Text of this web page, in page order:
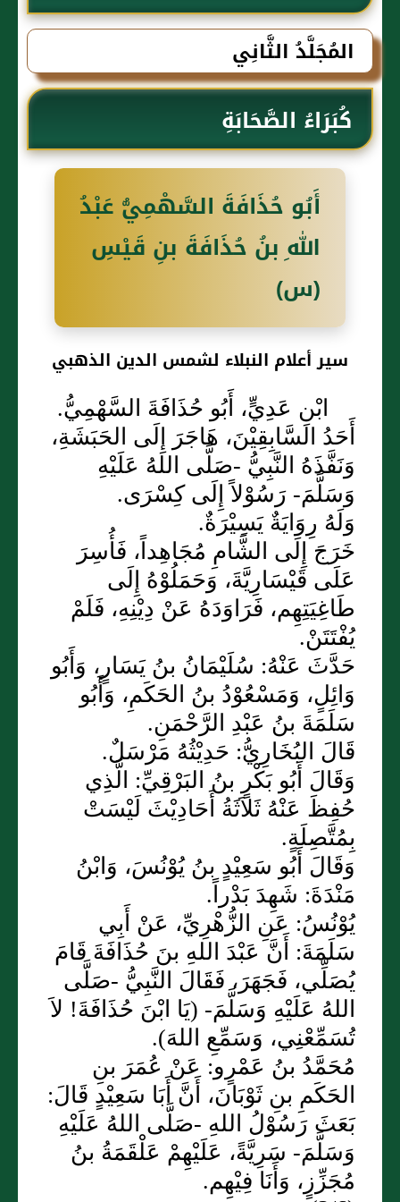
الذهبي
المُجَلَّدُ الثَّانِي
كُبَرَاءُ الصَّحَابَةِ
أَبُو حُذَافَةَ السَّهْمِيُّ عَبْدُ
اللهِ بنُ حُذَافَةَ بنِ قَيْسِ
(س)
سير أعلام النبلاء لشمس الدين الذهبي
ابْنِ عَدِيٍّ، أَبُو حُذَافَةَ السَّهْمِيُّ.
أَحَدُ السَّابِقِيْنَ، هَاجَرَ إِلَى الحَبَشَةِ،
وَنَفَّذَهُ النَّبِيُّ -صَلَّى اللهُ عَلَيْهِ
وَسَلَّمَ- رَسُوْلاً إِلَى كِسْرَى.
وَلَهُ رِوَايَةٌ يَسِيْرَةٌ.
خَرَجَ إِلَى الشَّامِ مُجَاهِداً، فَأُسِرَ
عَلَى قَيْسَارِيَّةَ، وَحَمَلُوْهُ إِلَى
طَاغِيَتِهِم، فَرَاوَدَهُ عَنْ دِيْنِهِ، فَلَمْ
يُفْتَتَنْ.
حَدَّثَ عَنْهُ: سُلَيْمَانُ بنُ يَسَارٍ، وَأَبُو
وَائِلٍ، وَمَسْعُوْدُ بنُ الحَكَمِ، وَأَبُو
سَلَمَةَ بنُ عَبْدِ الرَّحْمَنِ.
قَالَ البُخَارِيُّ: حَدِيْثُهُ مَرْسَلٌ.
وَقَالَ أَبُو بَكْرٍ بنُ البَرْقِيِّ: الَّذِي
حُفِظَ عَنْهُ ثَلاَثَةُ أَحَادِيْثَ لَيْسَتْ
بِمُتَّصِلَةٍ.
وَقَالَ أَبُو سَعِيْدٍ بنُ يُوْنُسَ، وَابْنُ
مَنْدَةَ: شَهِدَ بَدْراً.
يُوْنُسُ: عَنِ الزُّهْرِيِّ، عَنْ أَبِي
سَلَمَةَ: أَنَّ عَبْدَ اللهِ بنَ حُذَافَةَ قَامَ
يُصَلِّي، فَجَهَرَ، فَقَالَ النَّبِيُّ -صَلَّى
اللهُ عَلَيْهِ وَسَلَّمَ- (يَا ابْنَ حُذَافَةَ! لاَ
تُسَمِّعْنِي، وَسَمِّعِ اللهَ).
مُحَمَّدُ بنُ عَمْرٍو: عَنْ عُمَرَ بنِ
الحَكَمِ بنِ ثَوْبَانَ، أَنَّ أَبَا سَعِيْدٍ قَالَ:
بَعَثَ رَسُوْلُ اللهِ -صَلَّى اللهُ عَلَيْهِ
وَسَلَّمَ- سَرِيَّةً، عَلَيْهِمْ عَلْقَمَةُ بنُ
مُجَزِّزٍ، وَأَنَا فِيْهِم.